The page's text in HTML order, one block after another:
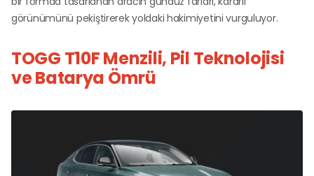
görünümünü pekiştirerek yoldaki hakimiyetini vurguluyor.
TOGG T10F Menzili, Pil Teknolojisi
ve Batarya Ömrü